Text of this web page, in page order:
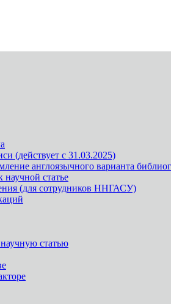
(действует с 31.03.2025)
англоязычного варианта
статье
(для сотрудников ННГАСУ)
статью